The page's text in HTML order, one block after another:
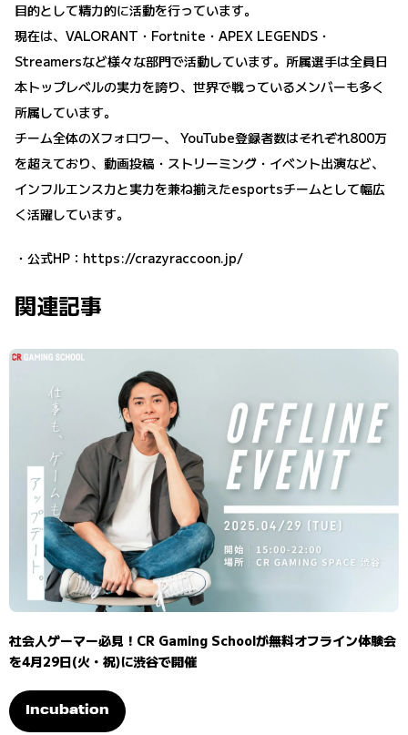
目的として精力的に活動を行っています。
現在は、VALORANT・Fortnite・APEX LEGENDS・
Streamersなど様々な部門で活動しています。所属選手は全員日
本トップレベルの実力を誇り、世界で戦っているメンバーも多く
所属しています。
チーム全体のXフォロワー、 YouTube登録者数はそれぞれ800万
を超えており、動画投稿・ストリーミング・イベント出演など、
インフルエンス力と実力を兼ね揃えたesportsチームとして幅広
く活躍しています。
・公式HP： https://crazyraccoon.jp/
関連記事
社会人ゲーマー必見！CR Gaming Schoolが無料オフライン体験会
を4月29日(火・祝)に渋谷で開催
Incubation